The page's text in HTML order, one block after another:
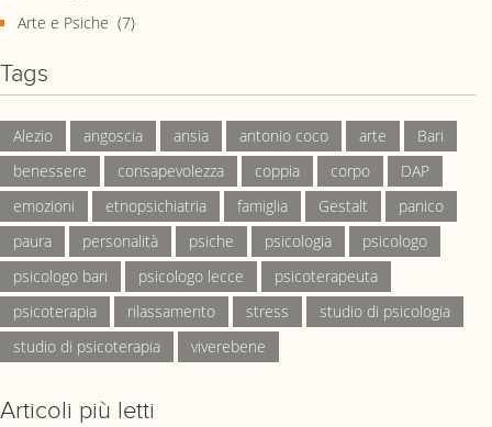
Arte e Psiche (7)
Tags
Alezio angoscia ansia antonio coco arte
Bari
benessere
consapevolezza coppia corpo
DAP
emozioni
etnopsichiatria famiglia Gestalt
panico
paura
personalità psiche psicologia
psicologo
psicologo bari
psicologo lecce
psicoterapeuta
psicoterapia
rilassamento stress
studio di psicologia
studio di psicoterapia
viverebene
Articoli più letti